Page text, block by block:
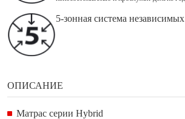
5-зонная система
ОПИСАНИЕ
Матрас серии Hybrid